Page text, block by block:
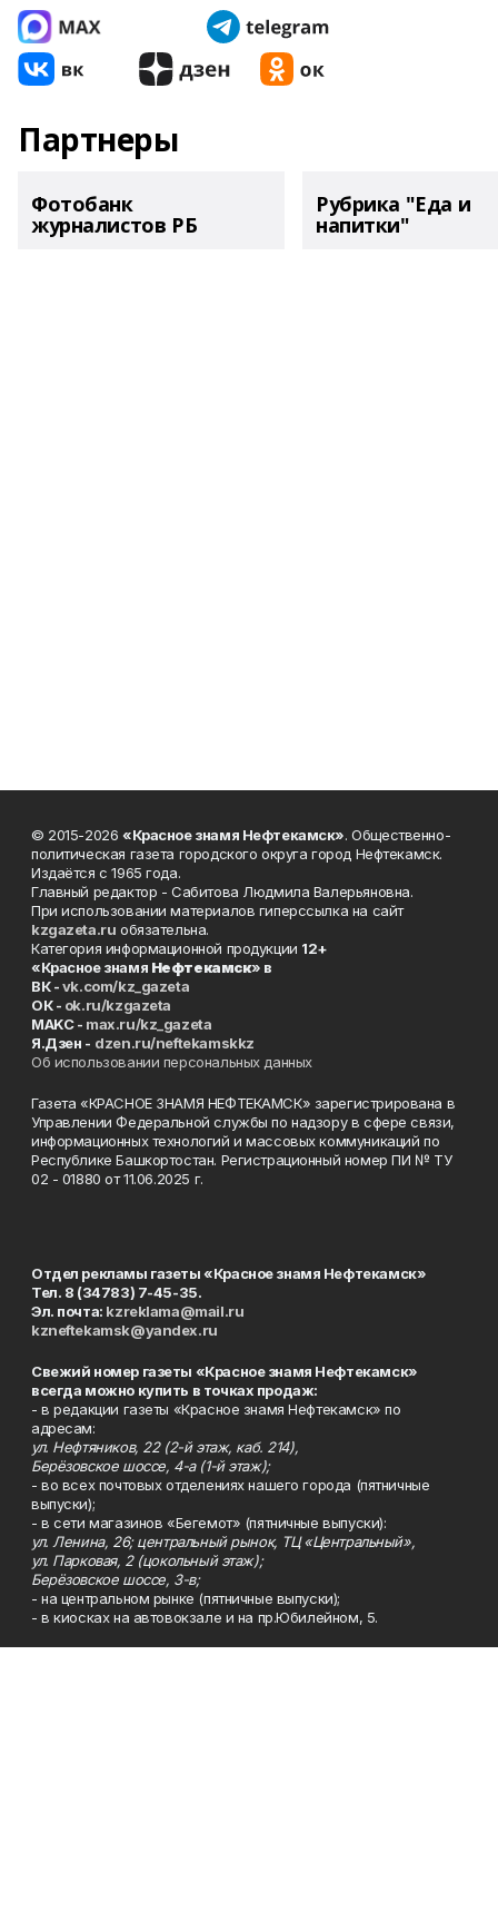
Партнеры
Фотобанк
журналистов РБ
Рубрика "Еда и
напитки"
© 2015-2026 «Красное знамя Нефтекамск». Общественно-
политическая газета городского округа город Нефтекамск.
Издаётся с 1965 года.
Главный редактор - Сабитова Людмила Валерьяновна.
При использовании материалов гиперссылка на сайт
kzgazeta.ru обязательна.
Категория информационной продукции 12+
«Красное знамя Нефтекамск» в
ВК -vk.com/kz_gazeta
ОК - ok.ru/kzgazeta
MAKC - max.ru/kz_gazeta
Я.Дзен - dzen.ru/neftekamskkz
Об использовании персональных данных
Газета «КРАСНОЕ ЗНАМЯ НЕФТЕКАМСК» зарегистрирована в
Управлении Федеральной службы по надзору в сфере связи,
информационных технологий и массовых коммуникаций по
Республике Башкортостан. Регистрационный номер ПИ № ТУ
02 - 01880 от 11.06.2025 г.
Отдел рекламы газеты «Красное знамя Нефтекамск»
Тел. 8 (34783) 7-45-35.
Эл. почта: kzreklama@mail.ru
kzneftekamsk@yandex.ru
Свежий номер газеты «Красное знамя Нефтекамск»
всегда можно купить в точках продаж:
- в редакции газеты «Красное знамя Нефтекамск» по
адресам:
ул. Нефтяников, 22 (2-й этаж, каб. 214),
Берёзовское шоссе, 4-а (1-й этаж);
- во всех почтовых отделениях нашего города (пятничные
выпуски);
- в сети магазинов «Бегемот» (пятничные выпуски):
ул. Ленина, 26; центральный рынок, ТЦ «Центральный»,
ул. Парковая, 2 (цокольный этаж);
Берёзовское шоссе, 3-в;
- на центральном рынке (пятничные выпуски);
- в киосках на автовокзале и на пр.Юбилейном, 5.